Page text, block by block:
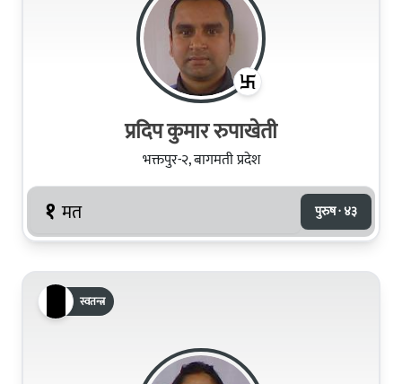
प्रदिप कुमार रुपाखेती
भक्तपुर-२, बागमती प्रदेश
१ मत पुरुष · ४३
स्वतन्त्र